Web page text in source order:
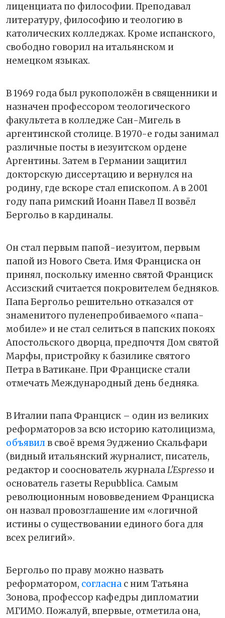
лиценциата по философии. Преподавал
литературу, философию и теологию в
католических колледжах. Кроме испанского,
свободно говорил на итальянском и
немецком языках.
В 1969 года был рукоположён в священники и
назначен профессором теологического
факультета в колледже Сан-Мигель в
аргентинской столице. В 1970-е годы занимал
различные посты в иезуитском ордене
Аргентины. Затем в Германии защитил
докторскую диссертацию и вернулся на
родину, где вскоре стал епископом. А в 2001
году папа римский Иоанн Павел II возвёл
Бергольо в кардиналы.
Он стал первым папой-иезуитом, первым
папой из Нового Света. Имя Франциска он
принял, поскольку именно святой Франциск
Ассизский считается покровителем бедняков.
Папа Бергольо решительно отказался от
знаменитого пуленепробиваемого «папа-
мобиле» и не стал селиться в папских покоях
Апостольского дворца, предпочтя Дом святой
Марфы, пристройку к базилике святого
Петра в Ватикане. При Франциске стали
отмечать Международный день бедняка.
В Италии папа Франциск – один из великих
реформаторов за всю историю католицизма,
объявилв своё время Эудженио Скальфари
(видный итальянский журналист, писатель,
редактор и сооснователь журналаL'Espresso и
основатель газеты Repubblica. Самым
революционным нововведением Франциска
он назвал провозглашение им «логичной
истины о существовании единого бога для
всех религий».
Бергольо по праву можно назвать
реформатором, согласна с ним Татьяна
Зонова, профессор кафедры дипломатии
МГИМО. Пожалуй, впервые, отметила она,